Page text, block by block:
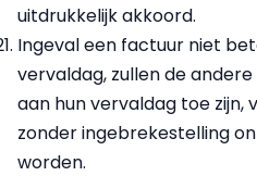
uitdrukkelijk akkoord.
Ingeval een factuur niet
vervaldag, zullen de
aan hun vervaldag toe zijn,
zonder ingebrekestelling
worden.